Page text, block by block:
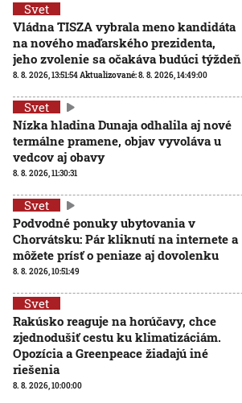
Svet
Vládna TISZA vybrala meno kandidáta
na nového maďarského prezidenta,
jeho zvolenie sa očakáva budúci týždeň
8. 8. 2026, 13:51:54Aktualizované:8. 8. 2026, 14:49:00
Svet
Nízka hladina Dunaja odhalila aj nové
termálne pramene, objav vyvoláva u
vedcov aj obavy
8. 8. 2026, 11:30:31
Svet
Podvodné ponuky ubytovania v
Chorvátsku: Pár kliknutí na internete a
môžete prísť o peniaze aj dovolenku
8. 8. 2026, 10:51:49
Svet
Rakúsko reaguje na horúčavy, chce
zjednodušiť cestu ku klimatizáciám.
Opozícia a Greenpeace žiadajú iné
riešenia
8. 8. 2026, 10:00:00